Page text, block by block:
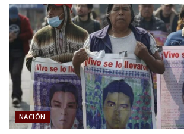
NACIÓN